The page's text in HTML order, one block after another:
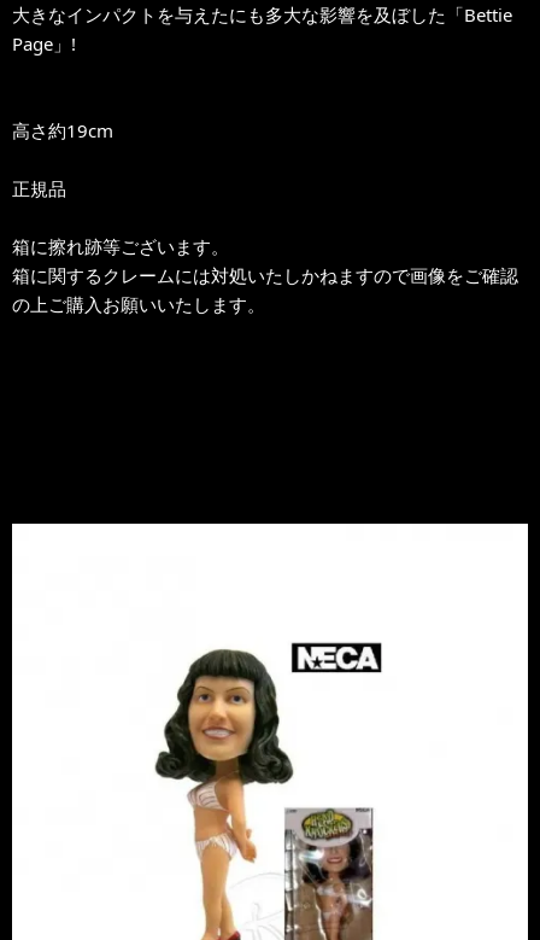
大きなインパクトを与えたにも多大な影響を及ぼした「Bettie
Page」!
高さ約19cm
正規品
箱に擦れ跡等ございます。
箱に関するクレームには対処いたしかねますので画像をご確認
の上ご購入お願いいたします。